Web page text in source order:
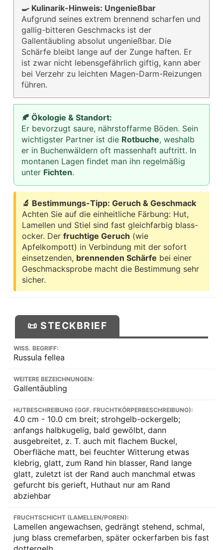
🍳 Kulinarik-Hinweis: Ungenießbar
Aufgrund seines extrem brennend scharfen und
gallig-bitteren Geschmacks ist der
Gallentäubling absolut ungenießbar. Die
Schärfe bleibt lange auf der Zunge haften. Er
ist zwar nicht lebensgefährlich giftig, kann aber
bei Verzehr zu leichten Magen-Darm-Reizungen
führen.
🍂 Ökologie & Standort:
Er bevorzugt saure, nährstoffarme Böden. Sein
wichtigster Partner ist die Rotbuche, weshalb
er in Buchenwäldern oft massenhaft auftritt. In
montanen Lagen findet man ihn regelmäßig
unter Fichten.
🔬 Bestimmungs-Tipp: Geruch & Geschmack
Achten Sie auf die einheitliche Färbung: Hut,
Lamellen und Stiel sind fast gleichfarbig blass-
ocker. Der fruchtige Geruch (wie
Apfelkompott) in Verbindung mit der sofort
einsetzenden, brennenden Schärfe bei einer
Geschmacksprobe macht die Bestimmung sehr
sicher.
📜 STECKBRIEF
WISS. BEGRIFF:
Russula fellea
WEITERE BEZEICHNUNGEN:
Gallentäubling
HUTBESCHREIBUNG (GGF. FRUCHTKÖRPERBESCHREIBUNG):
4.0 cm - 10.0 cm breit; strohgelb-ockergelb;
anfangs halbkugelig, bald gewölbt, dann
ausgebreitet, z. T. auch mit flachem Buckel,
Oberfläche matt, bei feuchter Witterung etwas
klebrig, glatt, zum Rand hin blasser, Rand lange
glatt, zuletzt ist der Rand auch manchmal etwas
gefurcht bis gerieft, Huthaut nur am Rand
abziehbar
FRUCHTSCHICHT (LAMELLEN/POREN):
Lamellen angewachsen, gedrängt stehend, schmal,
jung blass cremefarben, später ockerfarben bis fast